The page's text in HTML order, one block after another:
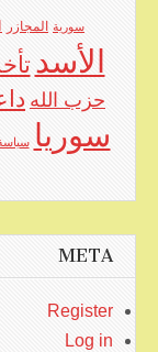
سورية المجازر
الأسد
حزب الله
سوريا
META
Register
Log in